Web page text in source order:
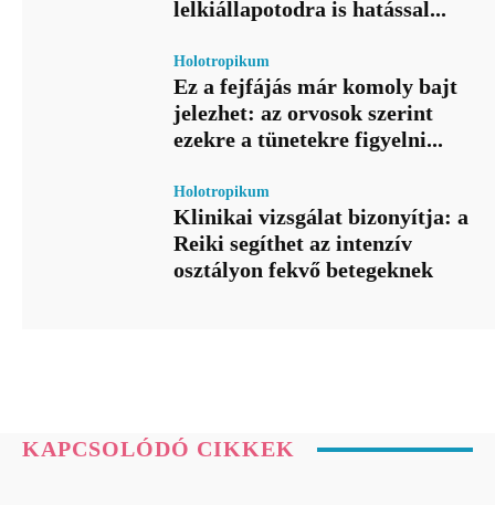
lelkiállapotodra is hatással...
Holotropikum
Ez a fejfájás már komoly bajt
jelezhet: az orvosok szerint
ezekre a tünetekre figyelni...
Holotropikum
Klinikai vizsgálat bizonyítja: a
Reiki segíthet az intenzív
osztályon fekvő betegeknek
KAPCSOLÓDÓ CIKKEK